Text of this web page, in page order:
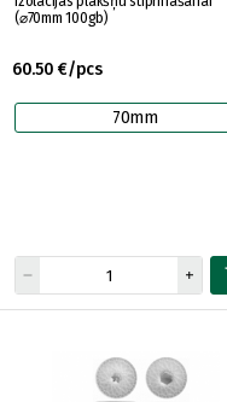
(⌀70mm 100gb)
60.50 €/pcs
70mm